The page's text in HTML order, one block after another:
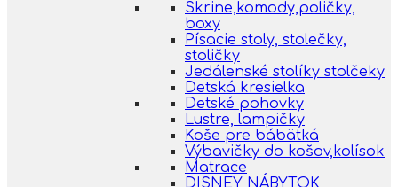
Skrine,komody,poličky,
boxy
Písacie stoly, stolečky,
stoličky
Jedálenské stolíky stolčeky
Detská kresielka
Detské pohovky
Lustre, lampičky
Koše pre bábätká
Výbavičky do košov,kolísok
Matrace
DISNEY NÁBYTOK